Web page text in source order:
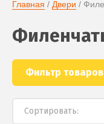
Главная / Двери /
Фильтр товаров
Сортировать: